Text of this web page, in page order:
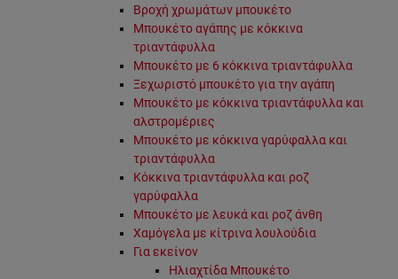
Βροχή χρωμάτων μπουκέτο
Μπουκέτο αγάπης με κόκκινα
τριαντάφυλλα
Μπουκέτο με 6 κόκκινα τριαντάφυλλα
Ξεχωριστό μπουκέτο για την αγάπη
Μπουκέτο με κόκκινα τριαντάφυλλα και
αλστρομέριες
Μπουκέτο με κόκκινα γαρύφαλλα και
τριαντάφυλλα
Κόκκινα τριαντάφυλλα και ροζ
γαρύφαλλα
Μπουκέτο με λευκά και ροζ άνθη
Χαμόγελα με κίτρινα λουλούδια
Για εκείνον
Ηλιαχτίδα Μπουκέτο